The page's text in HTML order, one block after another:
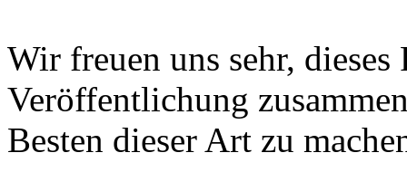
Wir freuen uns sehr,
Veröffentlichung
Besten dieser Art zu